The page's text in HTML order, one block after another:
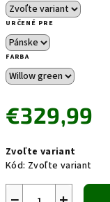
URČENÉ PRE
FARBA
€329,99
cena:
Zvoľte variant
Kód: Zvoľte variant